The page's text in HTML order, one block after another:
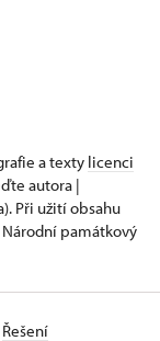
a texty licenci
autora |
Při užití obsahu
Národní památkový
Řešení